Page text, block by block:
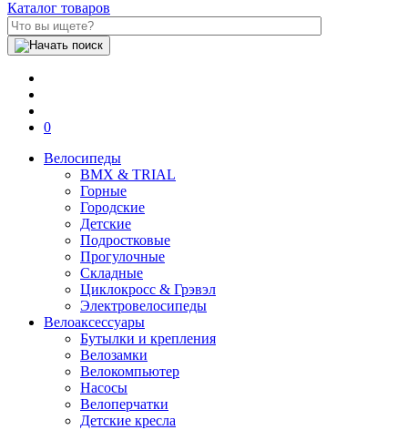
Каталог товаров
0
Велосипеды
BMX & TRIAL
Горные
Городские
Детские
Подростковые
Прогулочные
Складные
Циклокросс & Грэвэл
Электровелосипеды
Велоаксессуары
Бутылки и крепления
Велозамки
Велокомпьютер
Насосы
Велоперчатки
Детские кресла